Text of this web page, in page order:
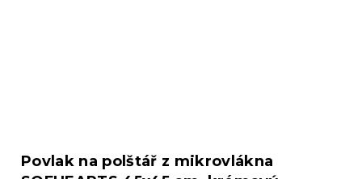
Povlak na polštář z mikrovlákna